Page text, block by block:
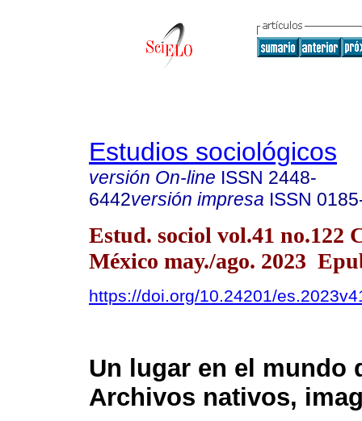
Estudios sociológicos
versión On-line ISSN 2448-
6442versión impresa ISSN
Estud. sociol vol.41 no.122
México may./ago. 2023
https://doi.org/10.24201/
Un lugar en el mundo
Archivos nativos,